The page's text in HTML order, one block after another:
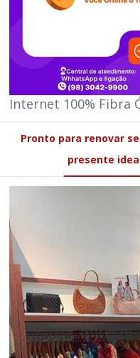
Internet 100% Fibra
Pronto para renovar
presente